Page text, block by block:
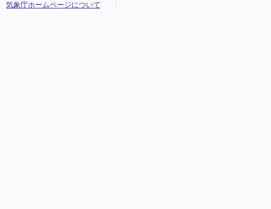
気象庁ホームページについて